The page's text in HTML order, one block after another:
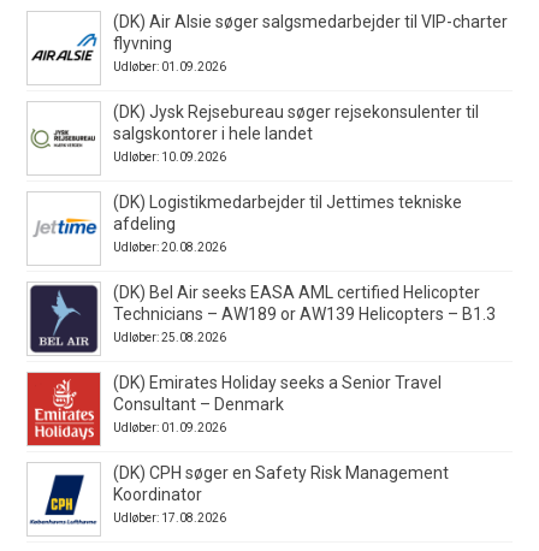
(DK) Air Alsie søger salgsmedarbejder til VIP-charter
flyvning
Udløber: 01.09.2026
(DK) Jysk Rejsebureau søger rejsekonsulenter til
salgskontorer i hele landet
Udløber: 10.09.2026
(DK) Logistikmedarbejder til Jettimes tekniske
afdeling
Udløber: 20.08.2026
(DK) Bel Air seeks EASA AML certified Helicopter
Technicians – AW189 or AW139 Helicopters – B1.3
Udløber: 25.08.2026
(DK) Emirates Holiday seeks a Senior Travel
Consultant – Denmark
Udløber: 01.09.2026
(DK) CPH søger en Safety Risk Management
Koordinator
Udløber: 17.08.2026